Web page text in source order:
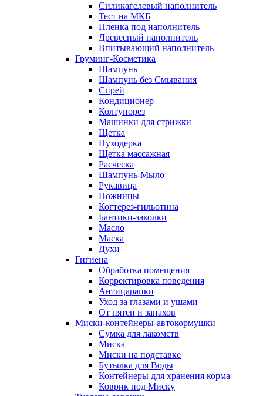
Силикагелевый наполнитель
Тест на МКБ
Пленка под наполнитель
Древесный наполнитель
Впитывающий наполнитель
Груминг-Косметика
Шампунь
Шампунь без Смывания
Спрей
Кондиционер
Колтунорез
Машинки для стрижки
Щетка
Пуходерка
Щетка массажная
Расческа
Шампунь-Мыло
Рукавица
Ножницы
Когтерез-гильотина
Бантики-заколки
Масло
Маска
Духи
Гигиена
Обработка помещения
Корректировка поведения
Антицарапки
Уход за глазами и ушами
От пятен и запахов
Миски-контейнеры-автокормушки
Сумка для лакомств
Миска
Миски на подставке
Бутылка для Воды
Контейнеры для хранения корма
Коврик под Миску